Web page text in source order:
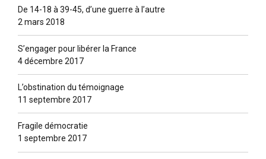
De 14-18 à 39-45, d’une guerre à l’autre
2 mars 2018
S’engager pour libérer la France
4 décembre 2017
L’obstination du témoignage
11 septembre 2017
Fragile démocratie
1 septembre 2017